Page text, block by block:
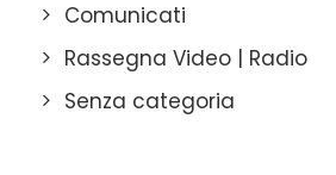
Comunicati
Rassegna Video | Radio
Senza categoria